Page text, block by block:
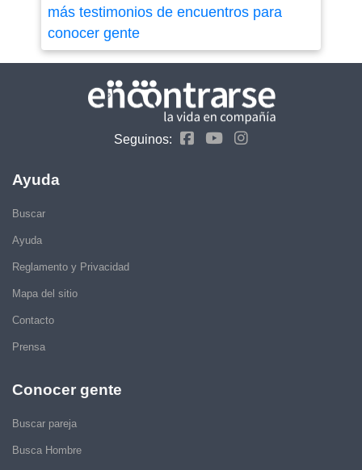
más testimonios de encuentros para
conocer gente
Seguinos:
Ayuda
Buscar
Ayuda
Reglamento y Privacidad
Mapa del sitio
Contacto
Prensa
Conocer gente
Buscar pareja
Busca Hombre